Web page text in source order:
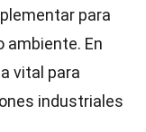
para
ambiente. En
vital para
industriales